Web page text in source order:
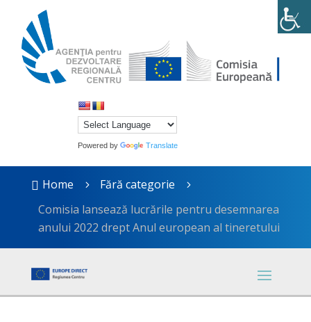
Powered by Translate
 Home 5 Fără categorie 5
Comisia lansează lucrările pentru desemnarea
anului 2022 drept Anul european al tineretului